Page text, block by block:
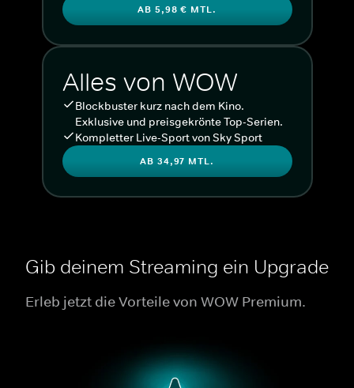
AB 5,98 € MTL.
Alles von WOW
Blockbuster kurz nach dem Kino.
Exklusive und preisgekrönte Top-Serien.
Kompletter Live-Sport von Sky Sport
AB 34,97 MTL.
Gib deinem Streaming ein Upgrade
Erleb jetzt die Vorteile von WOW Premium.